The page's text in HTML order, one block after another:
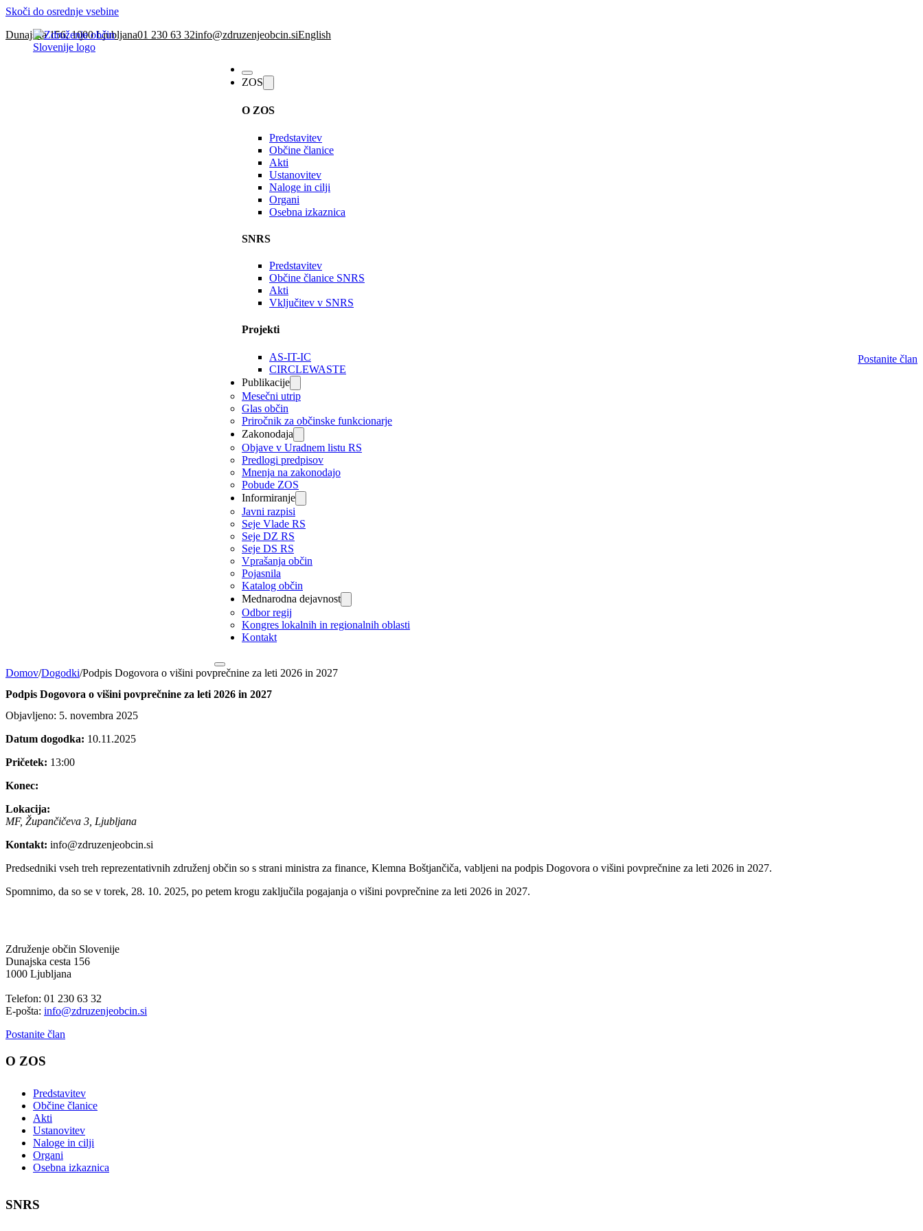
Skoči do osrednje vsebine
Dunajska 156, 1000 Ljubljana01 230 63 32info@zdruzenjeobcin.siEnglish
ZOS
O ZOS
Predstavitev
Občine članice
Akti
Ustanovitev
Naloge in cilji
Organi
Osebna izkaznica
SNRS
Predstavitev
Občine članice SNRS
Akti
Vključitev v SNRS
Projekti
AS-IT-IC
CIRCLEWASTE
Publikacije
Mesečni utrip
Glas občin
Priročnik za občinske funkcionarje
Zakonodaja
Objave v Uradnem listu RS
Predlogi predpisov
Mnenja na zakonodajo
Pobude ZOS
Informiranje
Javni razpisi
Seje Vlade RS
Seje DZ RS
Seje DS RS
Vprašanja občin
Pojasnila
Katalog občin
Mednarodna dejavnost
Odbor regij
Kongres lokalnih in regionalnih oblasti
Kontakt
Postanite član
Domov/Dogodki/Podpis Dogovora o višini povprečnine za leti 2026 in 2027
Podpis Dogovora o višini povprečnine za leti 2026 in 2027
Objavljeno: 5. novembra 2025
Datum dogodka: 10.11.2025
Pričetek: 13:00
Konec:
Lokacija:
MF, Župančičeva 3, Ljubljana
Kontakt: info@zdruzenjeobcin.si
Predsedniki vseh treh reprezentativnih združenj občin so s strani ministra za finance, Klemna Boštjančiča, vabljeni na podpis Dogovora o višini povprečnine za leti 2026 in 2027.
Spomnimo, da so se v torek, 28. 10. 2025, po petem krogu zaključila pogajanja o višini povprečnine za leti 2026 in 2027.
Združenje občin Slovenije
Dunajska cesta 156
1000 Ljubljana
Telefon: 01 230 63 32
E-pošta: info@zdruzenjeobcin.si
Postanite član
O ZOS
Predstavitev
Občine članice
Akti
Ustanovitev
Naloge in cilji
Organi
Osebna izkaznica
SNRS